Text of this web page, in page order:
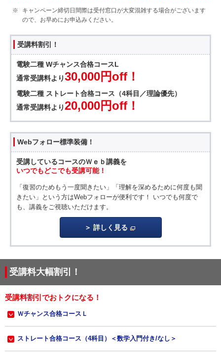
キャンペーン締切日間際は受付窓口が大変混雑する場合がございます
ので、お早めにお申込みください。
受講料割引！
電験二種 Wチャンス合格コースL
通常受講料より30,000円off！
電験二種 ストレート合格コース（4科目／理論優先）
通常受講料より20,000円off！
Webフォロー標準装備！
受講しているコースのＷｅｂ講義を
いつでもどこでも受講可能！
「復習のためもう一度聞きたい」「理解を深めるために何度も聞
きたい」という方はWebフォローが便利です！ いつでも何度で
も、講義をご視聴いただけます。
詳しく見る
受講料大幅割引！
受講料割引でおトクになる！
Ｗチャンス合格コースＬ
ストレート合格コース（4科目）＜数学入門付き/なし＞